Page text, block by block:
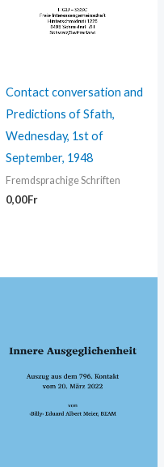
Contact conversation and
Predictions of Sfath,
Wednesday, 1st of
September, 1948
Fremdsprachige Schriften
0,00Fr